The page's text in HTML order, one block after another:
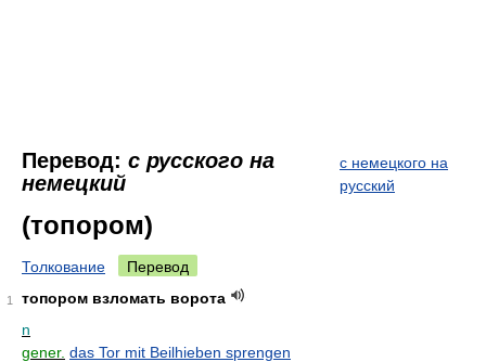
Перевод: с русского на
немецкий
с немецкого на
русский
(топором)
Толкование Перевод
1
топором взломать ворота
n
gener. das Tor mit Beilhieben sprengen